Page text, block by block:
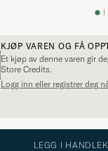
I
KJØP VAREN OG FÅ
Et kjøp av denne varen gir
Store Credits.
Logg inn eller registrer deg
LEGG I